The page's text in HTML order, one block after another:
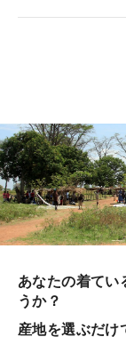
あなたの着てい
うか？
産地を選ぶだけ